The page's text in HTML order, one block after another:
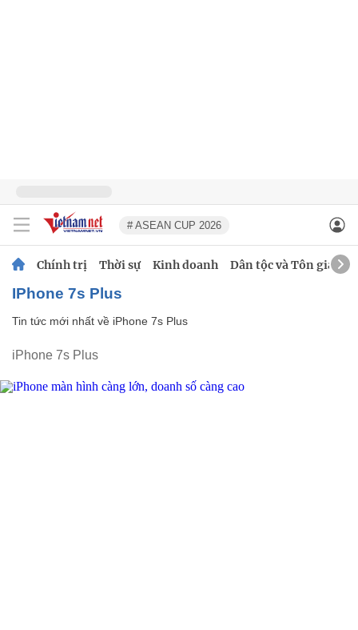
# ASEAN CUP 2026
Chính trị Thời sự Kinh doanh Dân tộc và Tôn giáo
iPhone 7s Plus
Tin tức mới nhất về iPhone 7s Plus
iPhone 7s Plus